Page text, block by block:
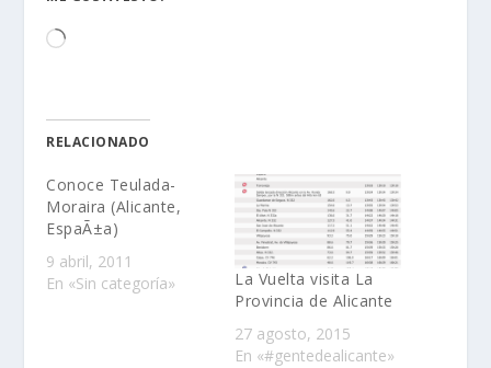
Cargando...
RELACIONADO
Conoce Teulada-
Moraira (Alicante,
EspaÃ±a)
9 abril, 2011
En «Sin categoría»
La Vuelta visita La
Provincia de Alicante
27 agosto, 2015
En «#gentedealicante»